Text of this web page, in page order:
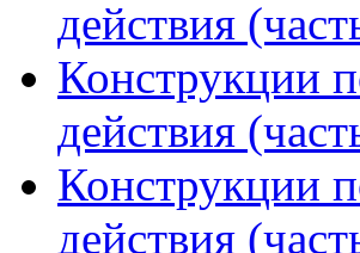
действия
Конструкции
действия
Конструкции
действия